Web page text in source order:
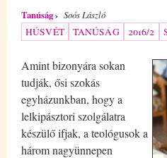
Tanúság Soós László
HÚSVÉT TANÚSÁG 2016/2
Amint bizonyára sokan
tudják, ősi szokás
egyházunkban, hogy a
lelkipásztori szolgálatra
készülő ifjak, a teológusok a
három nagyünnepen